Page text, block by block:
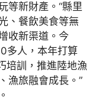
等新財產。“縣里
、餐飲美食等無
收新渠道。今
多人，本年打算
培訓，推進陸地漁
漁旅融會成長。”